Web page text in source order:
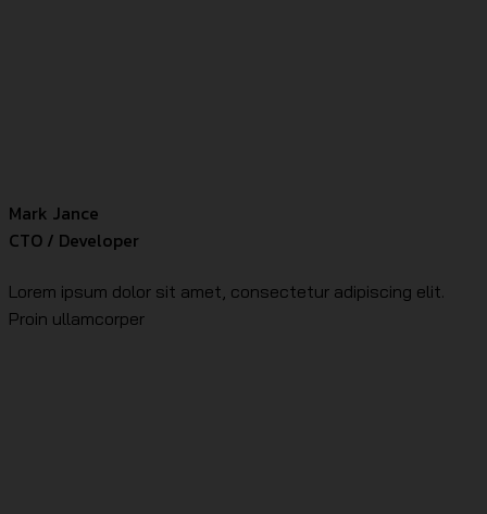
Mark Jance
CTO / Developer
Lorem ipsum dolor sit amet, consectetur adipiscing elit.
Proin ullamcorper